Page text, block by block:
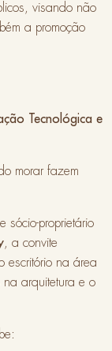
visando não
a promoção
Tecnológica e
morar fazem
sócio-proprietário
, a convite
escritório na área
na arquitetura e o